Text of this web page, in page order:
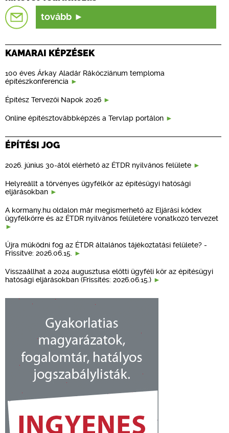
tovább
KAMARAI KÉPZÉSEK
100 éves Árkay Aladár Rákócziánum temploma
építészkonferencia
Építész Tervezői Napok 2026
Online építésztovábbképzés a Tervlap portálon
ÉPÍTÉSI JOG
2026. június 30-ától elérhető az ÉTDR nyilvános felülete
Helyreállt a törvényes ügyfélkör az építésügyi hatósági
eljárásokban
A kormany.hu oldalon már megismerhető az Eljárási kódex
ügyfélkörre és az ÉTDR nyilvános felületére vonatkozó tervezet
Újra működni fog az ÉTDR általános tájékoztatási felülete? -
Frissítve: 2026.06.15.
Visszaállhat a 2024 augusztusa előtti ügyféli kör az építésügyi
hatósági eljárásokban (Frissítés: 2026.06.15.)